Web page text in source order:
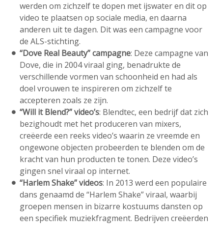
werden om zichzelf te dopen met ijswater en dit op
video te plaatsen op sociale media, en daarna
anderen uit te dagen. Dit was een campagne voor
de ALS-stichting.
“Dove Real Beauty” campagne: Deze campagne van
Dove, die in 2004 viraal ging, benadrukte de
verschillende vormen van schoonheid en had als
doel vrouwen te inspireren om zichzelf te
accepteren zoals ze zijn.
“Will it Blend?” video’s: Blendtec, een bedrijf dat zich
bezighoudt met het produceren van mixers,
creëerde een reeks video’s waarin ze vreemde en
ongewone objecten probeerden te blenden om de
kracht van hun producten te tonen. Deze video’s
gingen snel viraal op internet.
“Harlem Shake” videos: In 2013 werd een populaire
dans genaamd de “Harlem Shake” viraal, waarbij
groepen mensen in bizarre kostuums dansten op
een specifiek muziekfragment. Bedrijven creëerden